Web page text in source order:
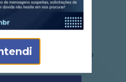
e baixe
PRODUTOS
fabricação, espessuras e muito